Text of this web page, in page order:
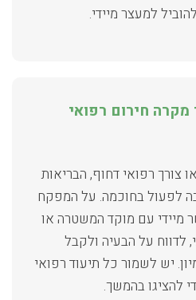
למעצר מיידי.
חירום רפואי
צורך רפואי דחוף, הבריאות
לפעול בחוכמה. על המפקח
מיידי עם מוקד המשטרה או
לדווח על הבעיה ולקבל
יש לשמור כל תיעוד רפואי
להציגו בהמשך.